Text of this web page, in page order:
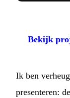
Bekijk
Ik ben
presenteren: